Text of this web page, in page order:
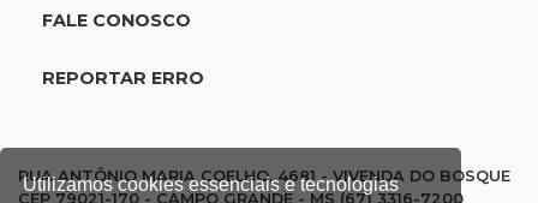
Utilizamos cookies essenciais e tecnologias
Jovem é baleado por atiradores na loja do pai
alega legítima defesa e é absolvido
FALE CONOSCO
REPORTAR ERRO
RUA ANTÔNIO MARIA COELHO, 4681 - VIVENDA DO BOSQUE
CEP 79021-170 - CAMPO GRANDE - MS (67) 3316-7200